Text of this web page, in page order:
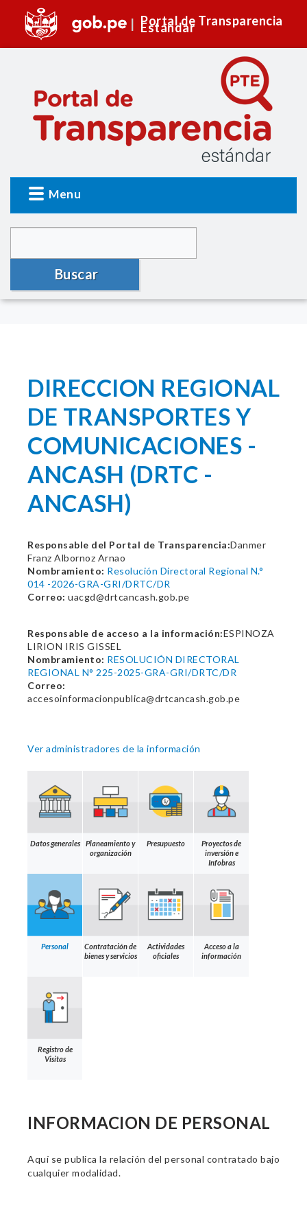
Portal de Transparencia
Estándar
Menu
Buscar
DIRECCION REGIONAL
DE TRANSPORTES Y
COMUNICACIONES -
ANCASH (DRTC -
ANCASH)
Responsable del Portal de Transparencia:Danmer
Franz Albornoz Arnao
Nombramiento: Resolución Directoral Regional N.°
014 -2026-GRA-GRI/DRTC/DR
Correo: uacgd@drtcancash.gob.pe
Responsable de acceso a la información:ESPINOZA
LIRION IRIS GISSEL
Nombramiento: RESOLUCIÓN DIRECTORAL
REGIONAL N° 225-2025-GRA-GRI/DRTC/DR
Correo:
accesoinformacionpublica@drtcancash.gob.pe
Ver administradores de la información
Datos generales
Planeamiento y
organización
Presupuesto
Proyectos de
inversión e
Infobras
Personal
Contratación de
bienes y servicios
Actividades
oficiales
Acceso a la
información
Registro de
Visitas
INFORMACION DE PERSONAL
Aquí se publica la relación del personal contratado bajo
cualquier modalidad.